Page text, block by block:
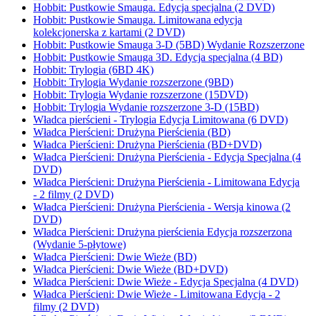
Hobbit: Pustkowie Smauga. Edycja specjalna (2 DVD)
Hobbit: Pustkowie Smauga. Limitowana edycja
kolekcjonerska z kartami (2 DVD)
Hobbit: Pustkowie Smauga 3-D (5BD) Wydanie Rozszerzone
Hobbit: Pustkowie Smauga 3D. Edycja specjalna (4 BD)
Hobbit: Trylogia (6BD 4K)
Hobbit: Trylogia Wydanie rozszerzone (9BD)
Hobbit: Trylogia Wydanie rozszerzone (15DVD)
Hobbit: Trylogia Wydanie rozszerzone 3-D (15BD)
Władca pierścieni - Trylogia Edycja Limitowana (6 DVD)
Władca Pierścieni: Drużyna Pierścienia (BD)
Władca Pierścieni: Drużyna Pierścienia (BD+DVD)
Władca Pierścieni: Drużyna Pierścienia - Edycja Specjalna (4
DVD)
Władca Pierścieni: Drużyna Pierścienia - Limitowana Edycja
- 2 filmy (2 DVD)
Władca Pierścieni: Drużyna Pierścienia - Wersja kinowa (2
DVD)
Władca Pierścieni: Drużyna pierścienia Edycja rozszerzona
(Wydanie 5-płytowe)
Władca Pierścieni: Dwie Wieże (BD)
Władca Pierścieni: Dwie Wieże (BD+DVD)
Władca Pierścieni: Dwie Wieże - Edycja Specjalna (4 DVD)
Władca Pierścieni: Dwie Wieże - Limitowana Edycja - 2
filmy (2 DVD)